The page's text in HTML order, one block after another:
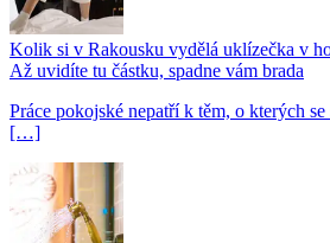
Kolik si v Rakousku vydělá uklízečka v
Až uvidíte tu částku, spadne vám brada
Práce pokojské nepatří k těm, o kterých
[…]